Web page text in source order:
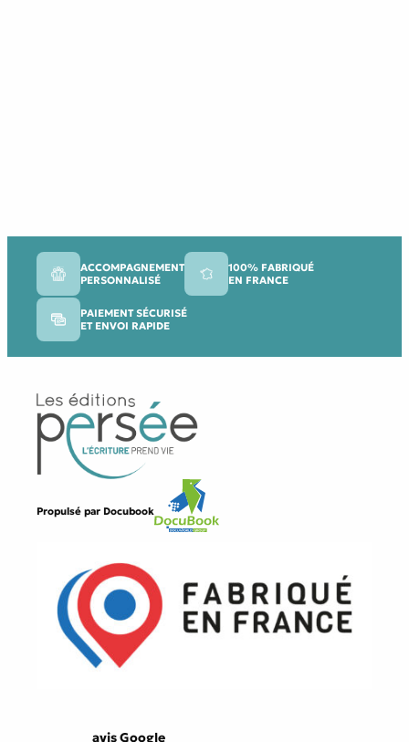
ACCOMPAGNEMENT
PERSONNALISÉ
100% FABRIQUÉ
EN FRANCE
PAIEMENT SÉCURISÉ
ET ENVOI RAPIDE
Propulsé par Docubook
avis Google